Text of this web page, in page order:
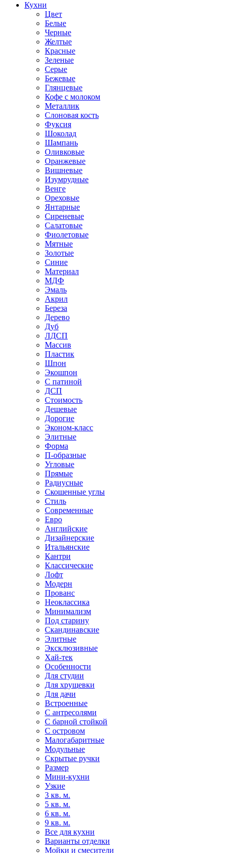
Кухни
Цвет
Белые
Черные
Желтые
Красные
Зеленые
Серые
Бежевые
Глянцевые
Кофе с молоком
Металлик
Слоновая кость
Фуксия
Шоколад
Шампань
Оливковые
Оранжевые
Вишневые
Изумрудные
Венге
Ореховые
Янтарные
Сиреневые
Салатовые
Фиолетовые
Мятные
Золотые
Синие
Материал
МДФ
Эмаль
Акрил
Береза
Дерево
Дуб
ЛДСП
Массив
Пластик
Шпон
Экошпон
С патиной
ДСП
Стоимость
Дешевые
Дорогие
Эконом-класс
Элитные
Форма
П-образные
Угловые
Прямые
Радиусные
Скошенные углы
Стиль
Современные
Евро
Английские
Дизайнерские
Итальянские
Кантри
Классические
Лофт
Модерн
Прованс
Неоклассика
Минимализм
Под старину
Скандинавские
Элитные
Эксклюзивные
Хай-тек
Особенности
Для студии
Для хрущевки
Для дачи
Встроенные
С антресолями
С барной стойкой
С островом
Малогабаритные
Модульные
Скрытые ручки
Размер
Мини-кухни
Узкие
3 кв. м.
5 кв. м.
6 кв. м.
9 кв. м.
Все для кухни
Варианты отделки
Мойки и смесители